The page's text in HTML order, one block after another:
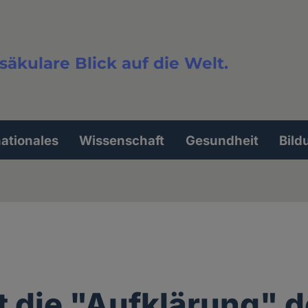
Blick auf die Welt.
Wissenschaft Gesundheit